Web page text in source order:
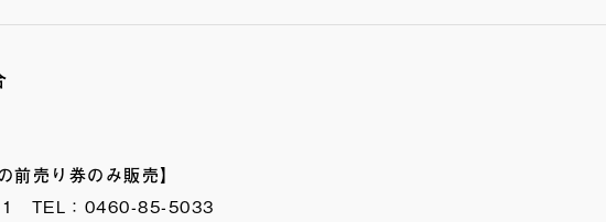
前売り券のみ販売】
1 TEL：0460-85-5033